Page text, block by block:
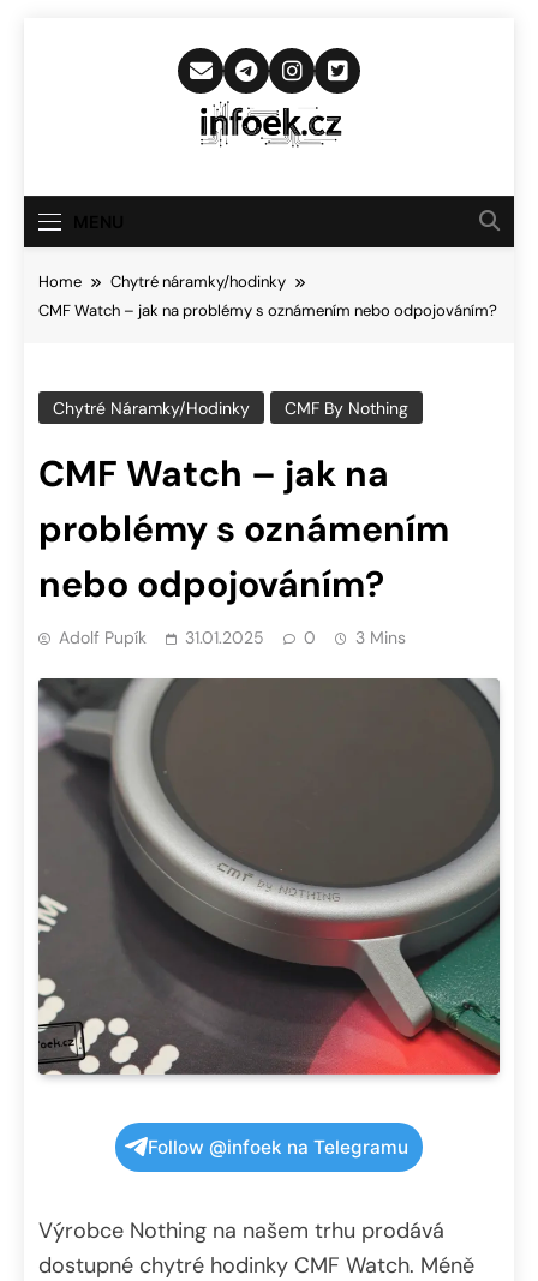
Infoek.cz
Novinkám
Home
Chytré náramky/hodinky
CMF Watch – jak na problémy s oznámením nebo odpojováním?
Chytré Náramky/hodinky CMF By Nothing
CMF Watch – jak na
problémy s oznámením
nebo odpojováním?
Adolf Pupík 31.01.2025 0 3 Mins
Follow @infoek na Telegramu
Výrobce Nothing na našem trhu prodává
dostupné chytré hodinky CMF Watch. Méně